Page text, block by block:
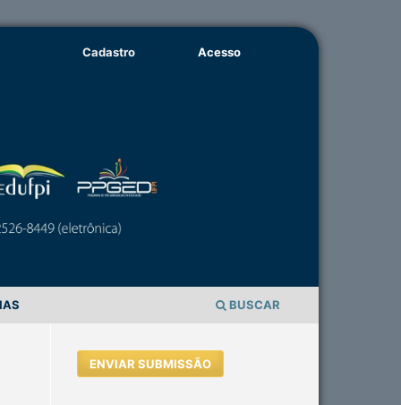
BUSCAR
Cadastro Acesso
ENVIAR SUBMISSÃO